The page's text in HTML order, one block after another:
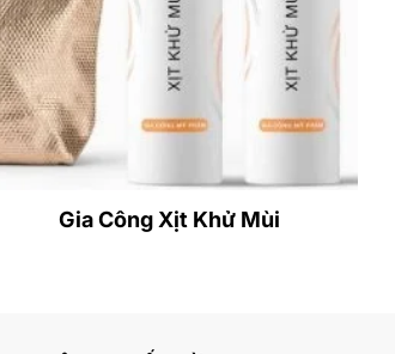
Gia Công Xịt Khử Mùi